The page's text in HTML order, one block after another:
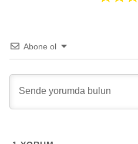
Abone ol